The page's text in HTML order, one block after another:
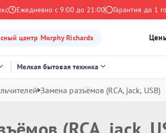
Ежедневно с 9:00 до 21:00 Гарантия до 1
центр Morphy Richards
Мелкая бытовая техника
Замена разъёмов (RCA, jack, USB)